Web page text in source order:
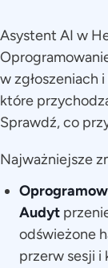
Asystent AI w
w zgłoszeniach
które
Sprawdź, co
Najważniejsze
Audyt
odświeżone
przerw sesji i